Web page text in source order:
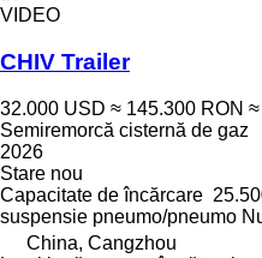
VIDEO
CHIV Trailer
32.000 USD ≈ 145.300 RON
Semiremorcă cisternă de gaz
2026
Stare nou
Capacitate de încărcare
suspensie pneumo/pneumo
China, Cangzhou